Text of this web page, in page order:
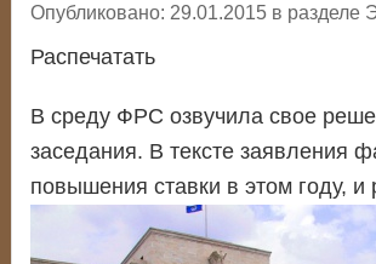
Опубликовано: 29.01.2015 в разделе
Распечатать
В среду ФРС озвучила свое
заседания. В тексте заявления
повышения ставки в этом году,